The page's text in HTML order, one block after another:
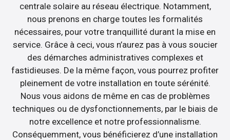
centrale solaire au réseau électrique. Notamment,
nous prenons en charge toutes les formalités
nécessaires, pour votre tranquillité durant la mise en
service. Grâce à ceci, vous n’aurez pas à vous soucier
des démarches administratives complexes et
fastidieuses. De la même façon, vous pourrez profiter
pleinement de votre installation en toute sérénité.
Nous vous aidons de même en cas de problèmes
techniques ou de dysfonctionnements, par le biais de
notre excellence et notre professionnalisme.
Conséquemment, vous bénéficierez d’une installation